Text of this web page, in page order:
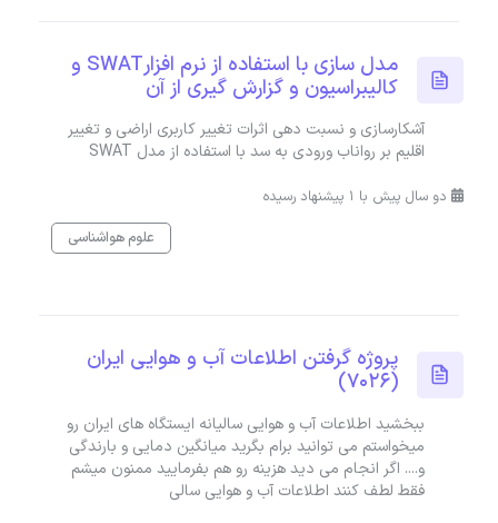
مدل سازی با استفاده از نرم افزارSWAT و
کالیبراسیون و گزارش گیری از آن
آشکارسازی و نسبت دهی اثرات تغییر کاربری اراضی و تغییر
اقلیم بر رواناب ورودی به سد با استفاده از مدل SWAT
دو سال پیش با 1 پیشنهاد رسیده
علوم هواشناسی
پروژه گرفتن اطلاعات آب و هوایی ایران
(7026)
ببخشید اطلاعات آب و هوایی سالیانه ایستگاه های ایران رو
میخواستم می توانید برام بگرید میانگین دمایی و بارندگی
و.... اگر انجام می دید هزینه رو هم بفرمایید ممنون میشم
فقط لطف کنند اطلاعات آب و هوایی سالی